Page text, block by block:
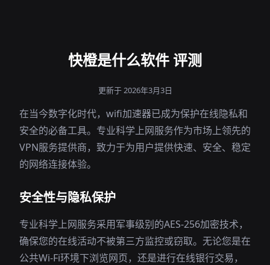
快橙是什么软件 评测
更新于 2026年3月3日
在当今数字化时代，wifi加速器已成为保护在线隐私和
安全的必备工具。专业科学上网服务作为市场上领先的
VPN服务提供商，致力于为用户提供快速、安全、稳定
的网络连接体验。
安全性与隐私保护
专业科学上网服务采用军事级别的AES-256加密技术，
确保您的在线活动不被第三方监控或窃取。无论您是在
公共Wi-Fi环境下浏览网页，还是进行在线银行交易，